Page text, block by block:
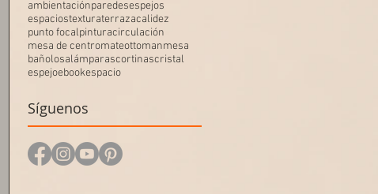
ambientaciónparedesespejos
espaciostexturaterrazacalidez
punto focalpinturacirculación
mesa de centromateottomanmesa
bañolosalámparascortinascristal
espejoebookespacio
Síguenos